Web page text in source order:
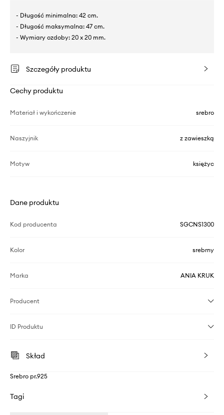
- Długość minimalna: 42 cm.
- Długość maksymalna: 47 cm.
- Wymiary ozdoby: 20 x 20 mm.
Szczegóły produktu
Cechy produktu
Materiał i wykończenie srebro
Naszyjnik z zawieszką
Motyw księżyc
Dane produktu
Kod producenta SGCNS1300
Kolor srebrny
Marka ANIA KRUK
Producent
ID Produktu
Skład
Srebro pr.925
Tagi